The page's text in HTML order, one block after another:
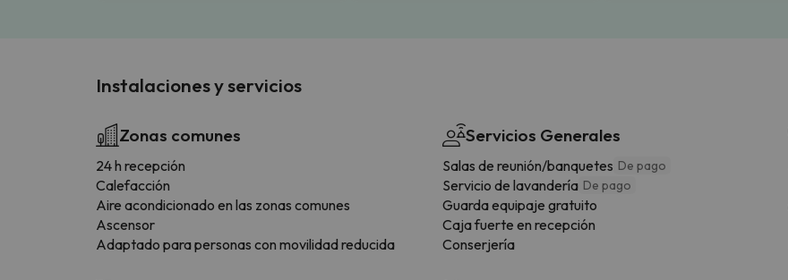
Instalaciones y servicios
Zonas comunes
24 h recepción
Calefacción
Aire acondicionado en las zonas comunes
Ascensor
Adaptado para personas con movilidad reducida
Servicios Generales
Salas de reunión/banquetes De pago
Servicio de lavandería De pago
Guarda equipaje gratuito
Caja fuerte en recepción
Conserjería